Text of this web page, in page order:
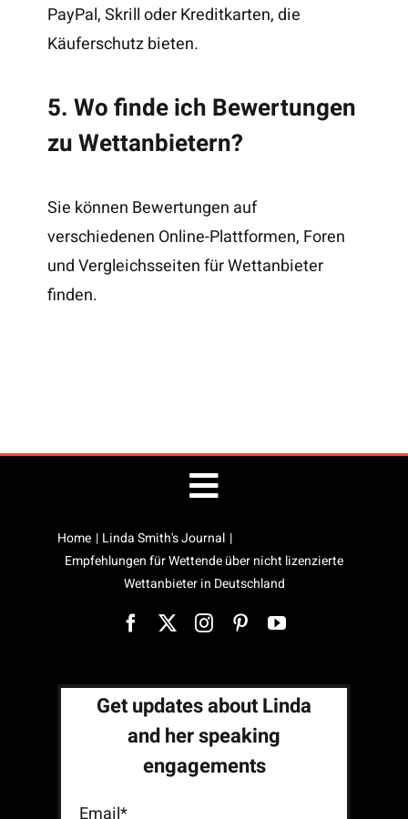
PayPal, Skrill oder Kreditkarten, die
Käuferschutz bieten.
5. Wo finde ich Bewertungen
zu Wettanbietern?
Sie können Bewertungen auf
verschiedenen Online-Plattformen, Foren
und Vergleichsseiten für Wettanbieter
finden.
Toggle
Navigation
Public Speaking
Home
Linda Smith's Journal
Empfehlungen für Wettende über nicht lizenzierte
Wettanbieter in Deutschland
Get updates about Linda
and her speaking
engagements
Email*